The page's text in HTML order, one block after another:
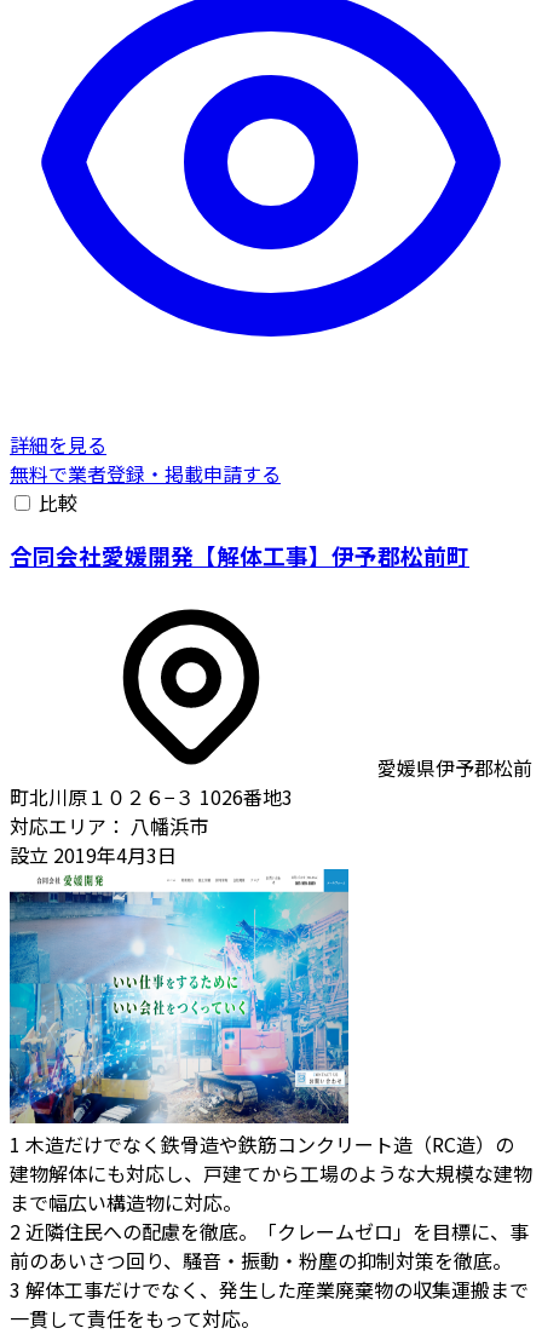
詳細を見る
無料で業者登録・掲載申請する
比較
合同会社愛媛開発【解体工事】伊予郡松前町
愛媛県伊予郡松前
町北川原１０２６−３ 1026番地3
対応エリア： 八幡浜市
設立 2019年4月3日
1 木造だけでなく鉄骨造や鉄筋コンクリート造（RC造）の
建物解体にも対応し、戸建てから工場のような大規模な建物
まで幅広い構造物に対応。
2近隣住民への配慮を徹底。「クレームゼロ」を目標に、事
前のあいさつ回り、騒音・振動・粉塵の抑制対策を徹底。
3 解体工事だけでなく、発生した産業廃棄物の収集運搬まで
一貫して責任をもって対応。